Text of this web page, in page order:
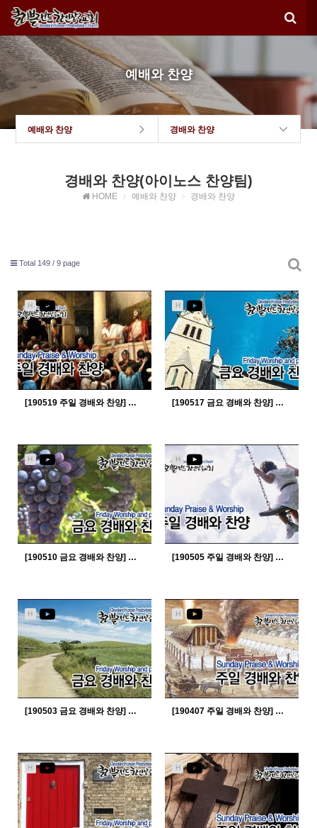
예배와 찬양
예배와 찬양 경배와 찬양
경배와 찬양(아이노스 찬양팀)
HOME 예배와 찬양 경배와 찬양
Total 149 / 9 page
H
임병회 목사
[190519 주일 경배와 찬양] 주의 은혜...
H
임병회 목사
[190517 금요 경배와 찬양] 주의 은혜...
H
임병회 목사
[190510 금요 경배와 찬양] 아름다운 이야기가 있네...
H
임병회 목사
[190505 주일 경배와 찬양] 당신은 사랑받기 위해...
H
임병회 목사
[190503 금요 경배와 찬양] 어두운 밤에...
H
임병회 목사
[190407 주일 경배와 찬양] 아무것도 두려워 말라...
H H